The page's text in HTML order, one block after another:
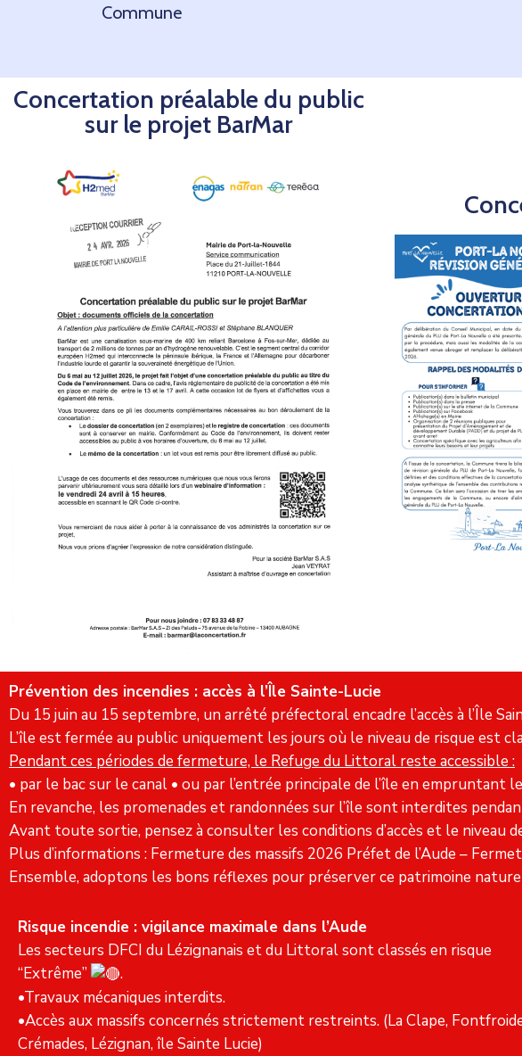
Commune
Concertation préalable du public
sur le projet BarMar
Prévention des incendies : accès à l’Île Sainte-Lucie
Du 15 juin au 15 septembre, un arrêté préfectoral encadre l’accès à l’Île
L’île est fermée au public uniquement les jours où le niveau de risque est
Pendant ces périodes de fermeture, le Refuge du Littoral reste accessible :
• par le bac sur le canal • ou par l’entrée principale de l’île en empruntant
En revanche, les promenades et randonnées sur l’île sont interdites
Avant toute sortie, pensez à consulter les conditions d’accès et le niveau
Plus d’informations : Fermeture des massifs 2026 Préfet de l’Aude –
Ensemble, adoptons les bons réflexes pour préserver ce patrimoine
Risque incendie : vigilance maximale dans l’Aude
Les secteurs DFCI du Lézignanais et du Littoral sont classés en risque
“Extrême”
.
•Travaux mécaniques interdits.
•Accès aux massifs concernés strictement restreints. (La Clape,
Crémades, Lézignan, île Sainte Lucie)